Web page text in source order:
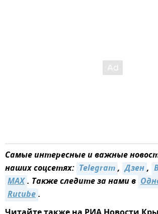
Самые интересные и важные
наших соцсетях: Telegram, Дзен,
MAX. Также следите за нами в
Rutube.